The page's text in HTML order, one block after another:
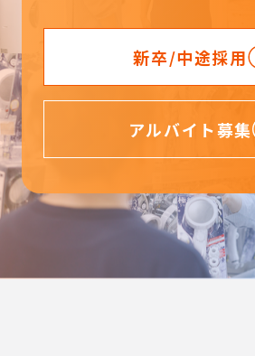
新卒/中途採用
アルバイト募集